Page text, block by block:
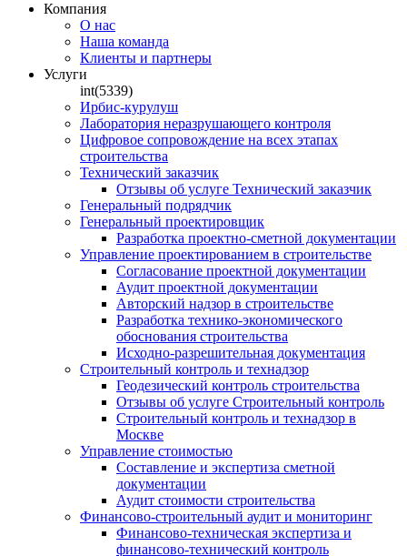
Компания
О нас
Наша команда
Клиенты и партнеры
Услуги
int(5339)
Ирбис-курулуш
Лаборатория неразрушающего контроля
Цифровое сопровождение на всех этапах
строительства
Технический заказчик
Отзывы об услуге Технический заказчик
Генеральный подрядчик
Генеральный проектировщик
Разработка проектно-сметной документации
Управление проектированием в строительстве
Согласование проектной документации
Аудит проектной документации
Авторский надзор в строительстве
Разработка технико-экономического
обоснования строительства
Исходно-разрешительная документация
Строительный контроль и технадзор
Геодезический контроль строительства
Отзывы об услуге Строительный контроль
Строительный контроль и технадзор в
Москве
Управление стоимостью
Составление и экспертиза сметной
документации
Аудит стоимости строительства
Финансово-строительный аудит и мониторинг
Финансово-техническая экспертиза и
финансово-технический контроль